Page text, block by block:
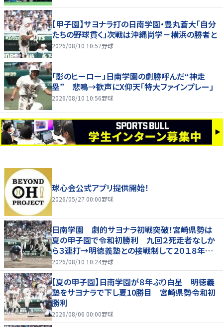
【甲子園】サヨナラ打の日南学園・豊丸蒼大「自分
たちの野球貫く」次戦は沖縄尚学－横浜の勝者と
2026/08/10 10:57野球
「影のヒーロー」日南学園の劇勝呼んだ“神走
塁” 悲鳴→歓声にX仰天「特大ファインプレー」
2026/08/10 10:56野球
球心会公式アプリ提供開始！
2026/05/27 00:00野球
日南学園 劇的サヨナラ初戦突破！宮崎県勢は
夏の甲子園で令和初勝利 九回２死走者なしか
ら３連打→明徳義塾との接戦制して２０１８年以
来の勝利
2026/08/10 10:24野球
【夏の甲子園】日南学園が８年ぶり白星 明徳義
塾をサヨナラで下し夏10勝目 宮崎県勢令和初
勝利
2026/08/06 00:00野球